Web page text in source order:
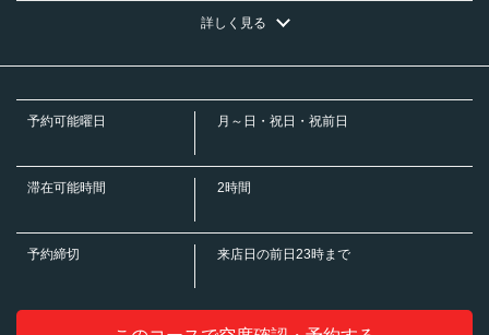
・ハイボール/コークハイボール/ジンジャーハイボール
・濃厚黒梅酒/赤梅酒
・北海道コーン茶ハイ/知覧にっぽん紅茶ハイ/綾鷹緑茶ハイ/加賀棒ほうじ茶
ハイ/煌ウーロンハイ/ジャスミンハイ/男梅サワー/トマトハイ/パンチレモンサ
モンサワー/濃いめのグレープフルーツサワー/サッポロサワー 氷彩
・ビネガーサワー
・ビネガーハイボール
スハイボール/ゆずはちみつハイボール/黒酢ぶどう＆ベリーミックスハイボー
・ビネガードリンク(ソフトドリンク)
詳しく見る
予約可能曜日 月～日・祝日・祝前日
滞在可能時間 2時間
予約締切 来店日の前日23時まで
北海道札幌市北区北７条西２丁目２－２ 東京建物札幌ビルＢ１Ｆ
お店情報をコピー
閉じる